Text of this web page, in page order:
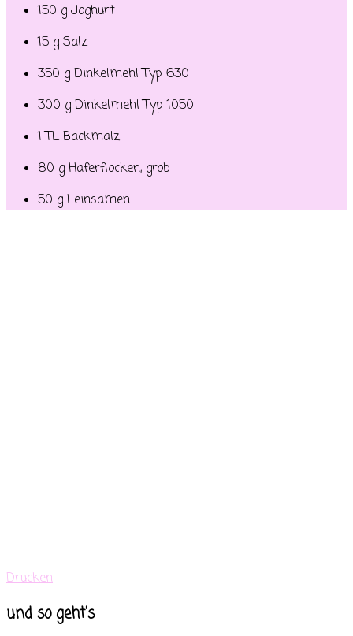
150 g Joghurt
15 g Salz
350 g Dinkelmehl Typ 630
300 g Dinkelmehl Typ 1050
1 TL Backmalz
80 g Haferflocken, grob
50 g Leinsamen
Drucken
und so geht's